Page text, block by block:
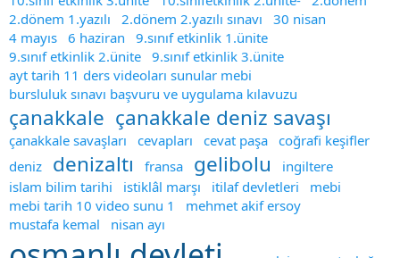
2.dönem 1.yazılı
2.dönem 2.yazılı sınavı
30 nisan
4 mayıs 6 haziran
9.sınıf etkinlik 1.ünite
9.sınıf etkinlik 2.ünite 9.sınıf etkinlik 3.ünite
ayt tarih 11 ders videoları sunular mebi̇
bursluluk sınavı başvuru ve uygulama kılavuzu
çanakkale çanakkale deniz savaşı
çanakkale savaşları cevapları cevat paşa coğrafi keşifler
deniz
denizaltı fransa gelibolu
i̇ngiltere
i̇slam bilim tarihi
i̇stiklâl marşı i̇tilaf devletleri
mebi
mebi̇ tarih 10 video sunu 1
mehmet akif ersoy
mustafa kemal
nisan ayı